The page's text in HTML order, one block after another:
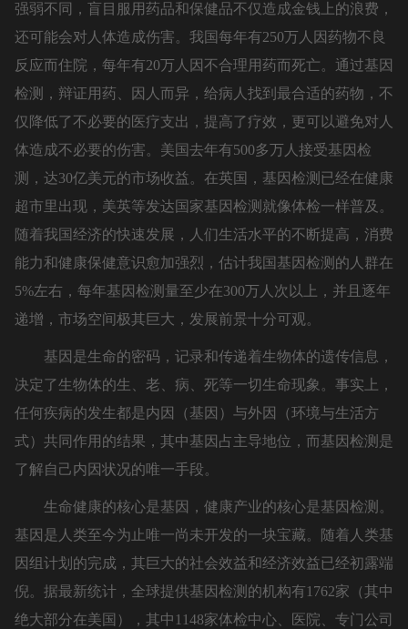
强弱不同，盲目服用药品和保健品不仅造成金钱上的浪费，
还可能会对人体造成伤害。我国每年有250万人因药物不良
反应而住院，每年有20万人因不合理用药而死亡。通过基因
检测，辩证用药、因人而异，给病人找到最合适的药物，不
仅降低了不必要的医疗支出，提高了疗效，更可以避免对人
体造成不必要的伤害。美国去年有500多万人接受基因检
测，达30亿美元的市场收益。在英国，基因检测已经在健康
超市里出现，美英等发达国家基因检测就像体检一样普及。
随着我国经济的快速发展，人们生活水平的不断提高，消费
能力和健康保健意识愈加强烈，估计我国基因检测的人群在
5%左右，每年基因检测量至少在300万人次以上，并且逐年
递增，市场空间极其巨大，发展前景十分可观。
基因是生命的密码，记录和传递着生物体的遗传信息，
决定了生物体的生、老、病、死等一切生命现象。事实上，
任何疾病的发生都是内因（基因）与外因（环境与生活方
式）共同作用的结果，其中基因占主导地位，而基因检测是
了解自己内因状况的唯一手段。
生命健康的核心是基因，健康产业的核心是基因检测。
基因是人类至今为止唯一尚未开发的一块宝藏。随着人类基
因组计划的完成，其巨大的社会效益和经济效益已经初露端
倪。据最新统计，全球提供基因检测的机构有1762家（其中
绝大部分在美国），其中1148家体检中心、医院、专门公司